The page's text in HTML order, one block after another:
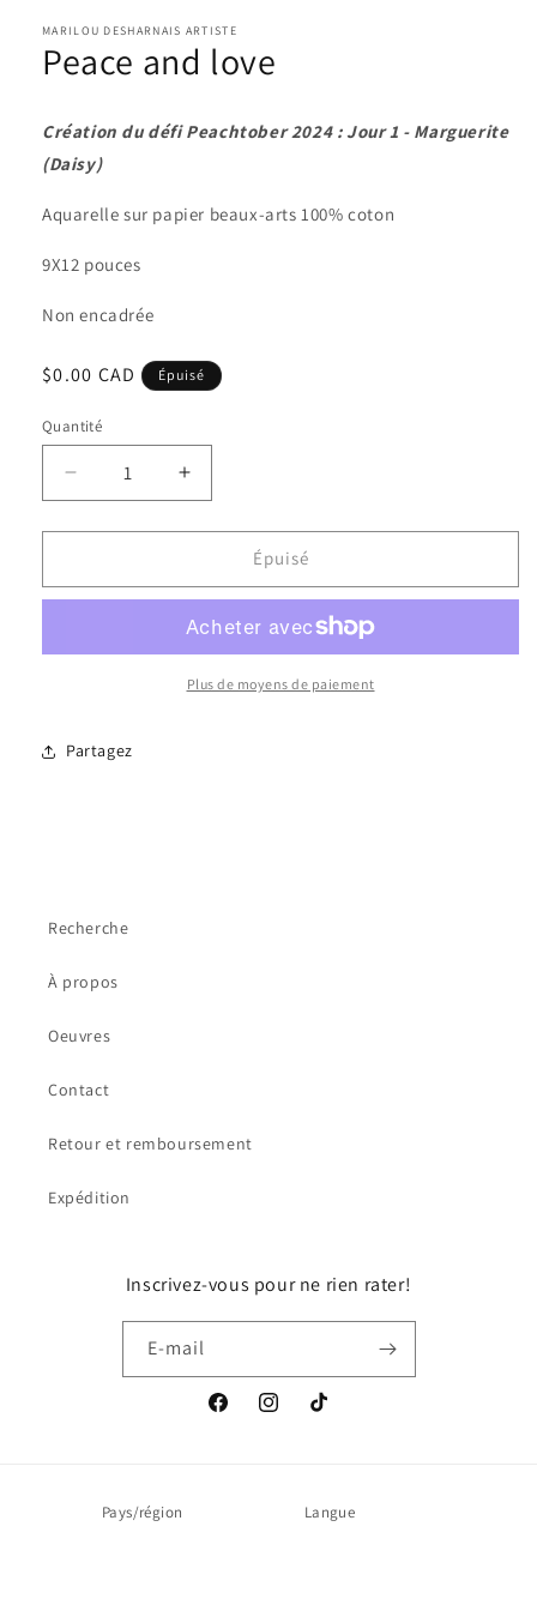
MARILOU DESHARNAIS ARTISTE
Peace and love
Création du défi Peachtober 2024 : Jour 1 - Marguerite
(Daisy)
Aquarelle sur papier beaux-arts 100% coton
9X12 pouces
Non encadrée
Prix
$0.00 CAD Épuisé
Quantité
Quantité
Réduire
la
quantité
Peace
Augmenter
la
quantité
Peace
love
Épuisé
Plus de moyens de paiement
Partagez
Recherche
À propos
Oeuvres
Contact
Retour et remboursement
Expédition
Inscrivez-vous pour ne rien rater!
E-mail
FacebookInstagramTikTok
Pays/région Langue